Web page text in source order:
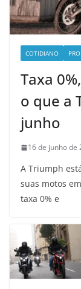
COTIDIANO
Taxa
o que a
junho
16 de junho de
A Triumph
suas motos
taxa 0% e